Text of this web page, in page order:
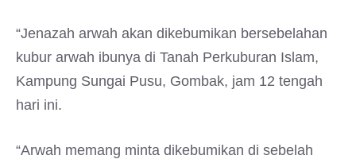
“Jenazah arwah akan dikebumikan bersebelahan
kubur arwah ibunya di Tanah Perkuburan Islam,
Kampung Sungai Pusu, Gombak, jam 12 tengah
hari ini.
“Arwah memang minta dikebumikan di sebelah